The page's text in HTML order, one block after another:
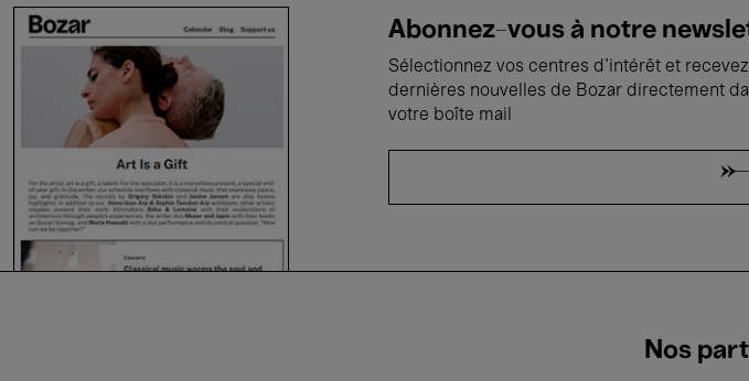
Abonnez-vous à notre
Sélectionnez vos centres d'intérêt et
dernières nouvelles de Bozar directement
votre boîte mail
Nos